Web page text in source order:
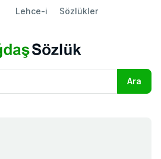
Lehce-i Sözlükler